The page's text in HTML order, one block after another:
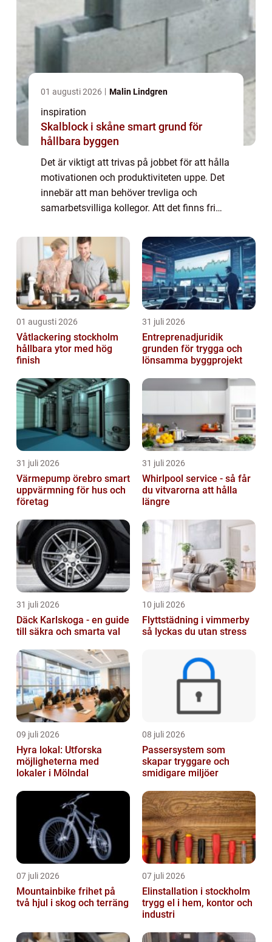
01 augusti 2026 Malin Lindgren
inspiration
Skalblock i skåne smart grund för
hållbara byggen
Det är viktigt att trivas på jobbet för att hålla
motivationen och produktiviteten uppe. Det
innebär att man behöver trevliga och
samarbetsvilliga kollegor. Att det finns fri
fika av chefen då och då är ...
01 augusti 2026
Våtlackering stockholm
hållbara ytor med hög
finish
31 juli 2026
Entreprenadjuridik
grunden för trygga och
lönsamma byggprojekt
31 juli 2026
Värmepump örebro smart
uppvärmning för hus och
företag
31 juli 2026
Whirlpool service - så får
du vitvarorna att hålla
längre
31 juli 2026
Däck Karlskoga - en guide
till säkra och smarta val
10 juli 2026
Flyttstädning i vimmerby
så lyckas du utan stress
09 juli 2026
Hyra lokal: Utforska
möjligheterna med
lokaler i Mölndal
08 juli 2026
Passersystem som
skapar tryggare och
smidigare miljöer
07 juli 2026
Mountainbike frihet på
två hjul i skog och terräng
07 juli 2026
Elinstallation i stockholm
trygg el i hem, kontor och
industri